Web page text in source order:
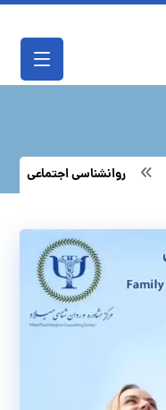
روانشناسی اجتماعی